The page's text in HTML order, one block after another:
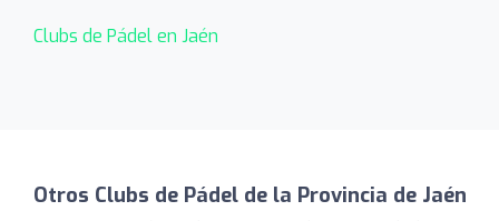
Clubs de Pádel en Jaén
Otros Clubs de Pádel de la Provincia de Jaén